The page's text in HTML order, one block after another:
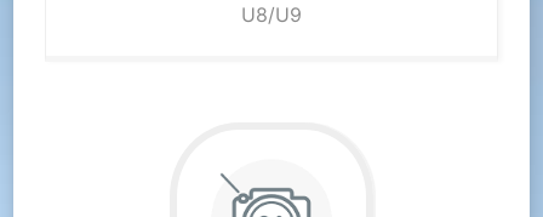
U8/U9